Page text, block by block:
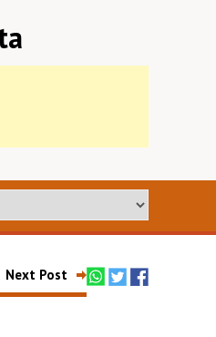
Next Post